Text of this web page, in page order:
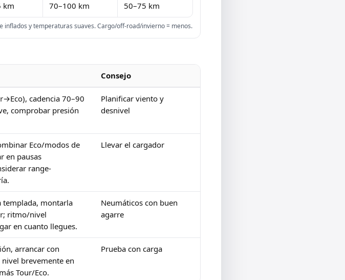
km 70–100 km 50–75 km
y temperaturas suaves. Cargo/off-road/invierno = menos.
Consejo
cadencia 70–90
comprobar presión
Planificar viento y
desnivel
Eco/modos de
en pausas
range-
Llevar el cargador
templada, montarla
ritmo/nivel
en cuanto llegues.
Neumáticos con buen
agarre
arrancar con
brevemente en
Tour/Eco.
Prueba con carga